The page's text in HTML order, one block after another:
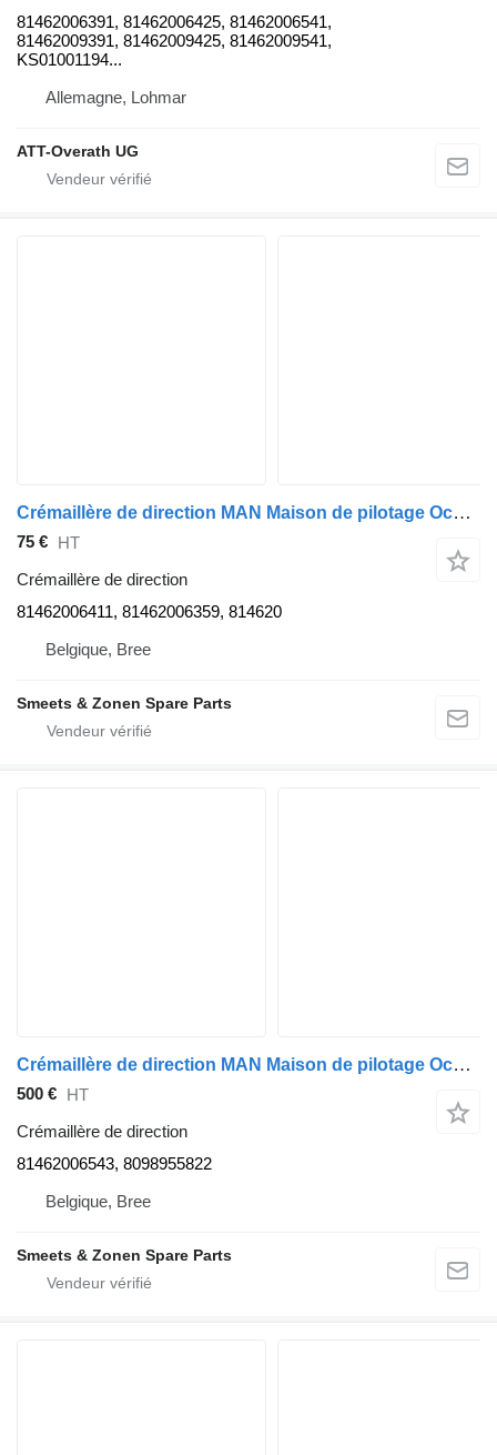
81462006391, 81462006425, 81462006541,
81462009391, 81462009425, 81462009541,
KS01001194...
Allemagne, Lohmar
ATT-Overath UG
Crémaillère de direction MAN Maison de pilotage Occ 81462006411 pour camion
75 € HT
Crémaillère de direction
81462006411, 81462006359, 814620
Belgique, Bree
Smeets & Zonen Spare Parts
Crémaillère de direction MAN Maison de pilotage Occ 81462006543 pour camion
500 € HT
Crémaillère de direction
81462006543, 8098955822
Belgique, Bree
Smeets & Zonen Spare Parts